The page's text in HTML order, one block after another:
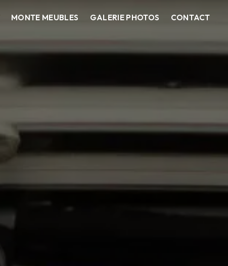
MONTE MEUBLES GALERIE PHOTOS CONTACT